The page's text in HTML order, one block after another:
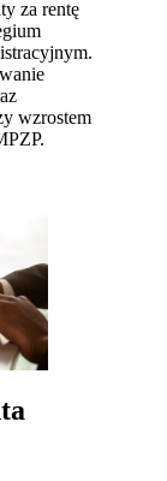
za rentę
wzrostem